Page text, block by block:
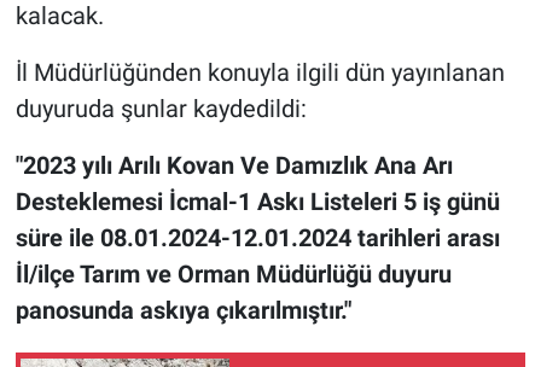
kalacak.
İl Müdürlüğünden konuyla ilgili dün yayınlanan
duyuruda şunlar kaydedildi:
"​2023 yılı Arılı Kovan Ve Damızlık Ana Arı
Desteklemesi İcmal-1 Askı Listeleri 5 iş günü
süre ile 08.01.2024-12.01.2024 tarihleri arası
İl/ilçe Tarım ve Orman Müdürlüğü duyuru
panosunda askıya çıkarılmıştır."